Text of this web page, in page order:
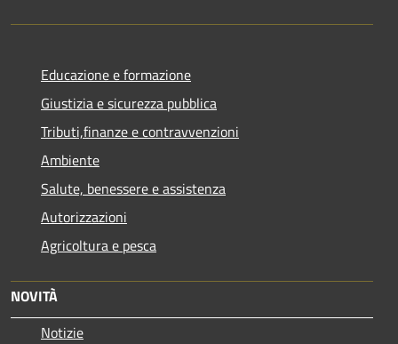
Educazione e formazione
Giustizia e sicurezza pubblica
Tributi,finanze e contravvenzioni
Ambiente
Salute, benessere e assistenza
Autorizzazioni
Agricoltura e pesca
NOVITÀ
Notizie